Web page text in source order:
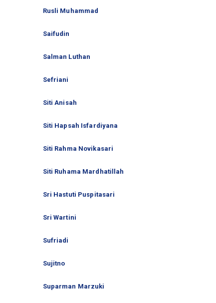
Rusli Muhammad
Saifudin
Salman Luthan
Sefriani
Siti Anisah
Siti Hapsah Isfardiyana
Siti Rahma Novikasari
Siti Ruhama Mardhatillah
Sri Hastuti Puspitasari
Sri Wartini
Sufriadi
Sujitno
Suparman Marzuki